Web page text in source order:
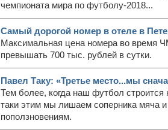
чемпионата мира по футболу-2018...
Самый дорогой номер в отеле в
Максимальная цена номера во время
превышать 700 тыс. рублей в сутки.
Павел Таку: «Третье место...мы
Тем более, когда наш футбол строится
таки этим мы лишаем соперника мяча
поползновениям.